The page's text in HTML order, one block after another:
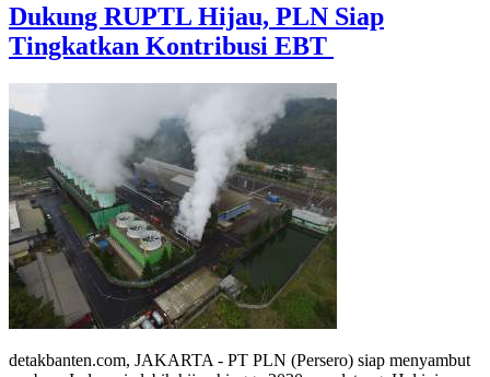
Dukung RUPTL Hijau, PLN Siap
Tingkatkan Kontribusi EBT
detakbanten.com, JAKARTA - PT PLN (Persero) siap menyambut